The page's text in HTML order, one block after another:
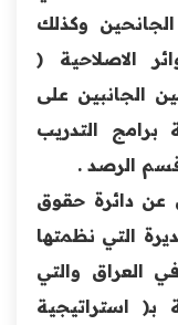
‏وكذلك
الاصلاحية (
الجانبين على
برامج التدريب
الرصد .‏
دائرة حقوق
التي نظمتها
في ‏العراق والتي
استراتيجية